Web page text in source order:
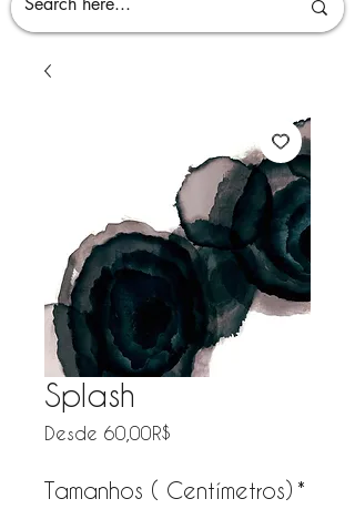
Splash
Desde 60,00R$
Tamanhos ( Centímetros) *